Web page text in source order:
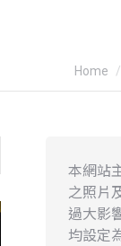
You
Home
本網站
之照片
過大影
均設定